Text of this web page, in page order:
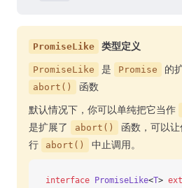
PromiseLike 类型定义
PromiseLike 是 Promise 的
abort()
函数
默认情况下，你可以单纯把它当作
是扩展了
abort()
函数，可以
行
abort() 中止调用。
interface PromiseLike<T>